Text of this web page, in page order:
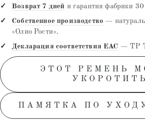
Возврат 7 дней и гарантия фабрики 30
Собственное производство —
«Олио Рости».
Декларация соответствия EAC — ТР
ЭТОТ РЕМЕНЬ
УКОРОТИТЬ
ПАМЯТКА ПО